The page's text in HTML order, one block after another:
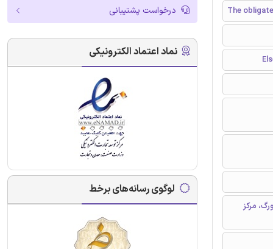
The
مرکز
درخواست پشتیبانی
نماد اعتماد الکترونیکی
لوگوی رسانه‌های برخط